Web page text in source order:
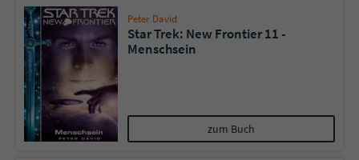
Peter David
Star Trek: New Frontier 11 -
Menschsein
zum Buch